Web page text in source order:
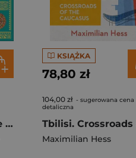
The Aztecs. The Rise and Fall of a Mighty Empire
KSIĄŻKA
78,80 zł
104,00 zł - sugerowana cena
detaliczna
Maximilian Hess